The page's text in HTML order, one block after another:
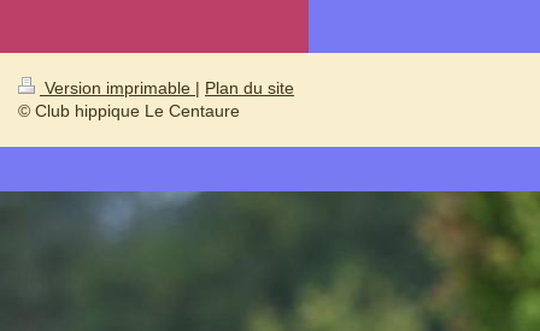
Version imprimable | Plan du site
© Club hippique Le Centaure